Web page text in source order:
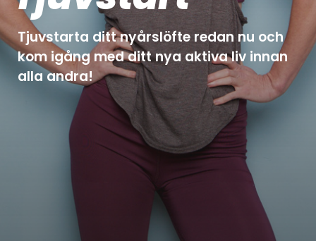
Tjuvstarta ditt nyårslöfte redan nu och
kom igång med ditt nya aktiva liv innan
alla andra!